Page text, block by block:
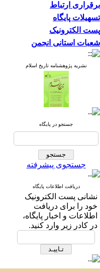
برقراری ارتباط
تسهیلات پایگاه
پست الکترونیک
شعبات استانی انجمن
نشریه پژوهشنامه تاریخ اسلام
جستجو در پایگاه
جستجوی پیشرفته
دریافت اطلاعات پایگاه
نشانی پست الکترونیک
خود را برای دریافت
اطلاعات و اخبار پایگاه،
در کادر زیر وارد کنید.